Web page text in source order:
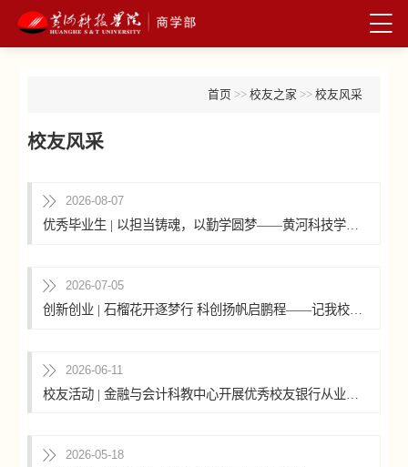
首页 >> 校友之家 >> 校友风采
校友风采
2026-08-07
优秀毕业生 | 以担当铸魂，以勤学圆梦——黄河科技学院张也：从校园先锋到乡村振兴的青春答卷
2026-07-05
2026-06-11
2026-05-18